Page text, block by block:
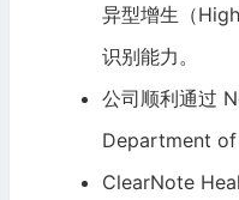
异型增生（
识别能力。
公司顺利通过
Department of
ClearNote